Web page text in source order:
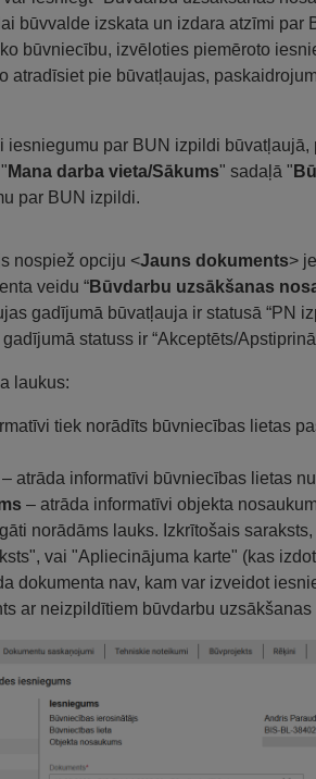
būvvalde izskata un izdara atzīmi
būvniecību, izvēloties piemēroto
atradīsiet pie būvatļaujas,
iesniegumu par BUN izpildi
Mana darba vieta/Sākums" sadaļā "
par BUN izpildi.
nospiež opciju <Jauns dokuments>
veidu “Būvdarbu uzsākšanas
gadījumā būvatļauja ir statusā “PN
gadījumā statuss ir “Akceptēts/
laukus:
tiek norādīts būvniecības lietas
– atrāda informatīvi būvniecības lietas
– atrāda informatīvi objekta
norādāms lauks. Izkrītošais
vai "Apliecinājuma karte" (kas
dokumenta nav, kam var izveidot
ar neizpildītiem būvdarbu uzsākšanas